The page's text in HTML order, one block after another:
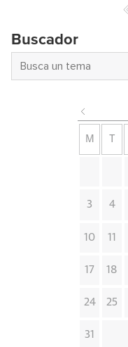
Buscador
M
3 4
10 11
17 18
24 25
31